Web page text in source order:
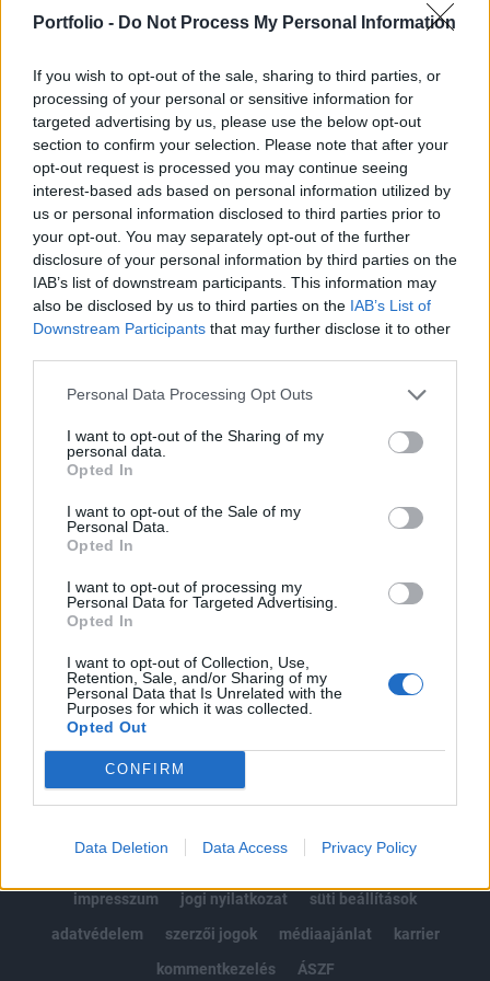
Portfolio - Do Not Process My Personal Information
If you wish to opt-out of the sale, sharing to third parties, or
processing of your personal or sensitive information for
targeted advertising by us, please use the below opt-out
section to confirm your selection. Please note that after your
opt-out request is processed you may continue seeing
interest-based ads based on personal information utilized by
us or personal information disclosed to third parties prior to
your opt-out. You may separately opt-out of the further
disclosure of your personal information by third parties on the
IAB’s list of downstream participants. This information may
also be disclosed by us to third parties on the IAB’s List of
Downstream Participants that may further disclose it to other
Personal Data Processing Opt Outs
I want to opt-out of the Sharing of my
personal data.
Opted In
I want to opt-out of the Sale of my
Personal Data.
Opted In
I want to opt-out of processing my
Personal Data for Targeted Advertising.
Opted In
I want to opt-out of Collection, Use,
Retention, Sale, and/or Sharing of my
Personal Data that Is Unrelated with the
Purposes for which it was collected.
Opted Out
CONFIRM
Data Deletion Data Access Privacy Policy
dollármilliárdokat kerestek az elmúlt hetek őrült
árfolyam-emelkedésével, de a cég
vezérigazgatója sem járt rosszul.
Portfolio Investment Day 2026Október 21-én jön a Portfolio
Investment Day 2026, ahol a piac vezető szakértőivel
keressük a választ a befektetőket leginkább foglalkoztató
kérdésekre. Meddig tarthat az AI-rali, kik lehetnek a
következő évek nyertesei, mire számíthatunk a részvény-,
kötvény-, nyersanyag- és kriptopiacokon, és hogyan
érdemes portfóliót építeni egy gyorsan változó...
KEDVES OLVASÓNK!
tartozik, melynek olvasása előfizetéses
regisztrációhoz kötött.
Az előfizetés a következőket tartalmazza:
Portfolio.hu teljes cikkarchívum
Kötéslisták: BÉT elmúlt 2 év napon belüli
kötéslistái
Előfizetés
MÁR ELŐFIZETŐNK VAGY?BEJELENTKEZÉS
impresszum
jogi nyilatkozat
süti beállítások
adatvédelem
szerzői jogok médiaajánlat
karrier
kommentkezelés
ÁSZF